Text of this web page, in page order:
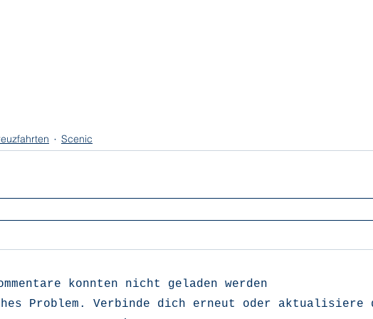
Scenic
konnten nicht geladen werden
Problem. Verbinde dich erneut oder aktualisiere